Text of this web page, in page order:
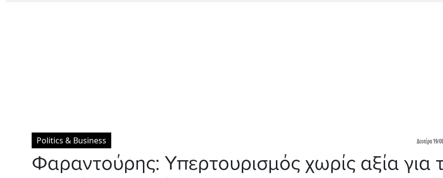
Politics & Business Δευτέρα 19/
Φαραντούρης: Υπερτουρισμός χωρίς αξία για